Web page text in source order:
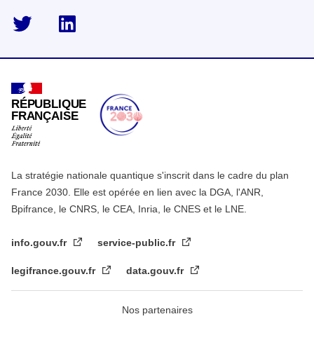
twitter
RÉPUBLIQUE
FRANÇAISE
La stratégie nationale quantique s'inscrit dans le cadre du plan
France 2030. Elle est opérée en lien avec la DGA, l'ANR,
Bpifrance, le CNRS, le CEA, Inria, le CNES et le LNE.
info.gouv.fr service-public.fr
legifrance.gouv.fr data.gouv.fr
Nos partenaires